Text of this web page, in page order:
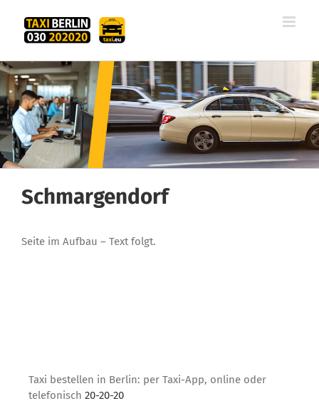
Inhalt
springen
Schmargendorf
Seite im Aufbau – Text folgt.
Taxi bestellen in Berlin: per Taxi-App, online oder
telefonisch 20-20-20